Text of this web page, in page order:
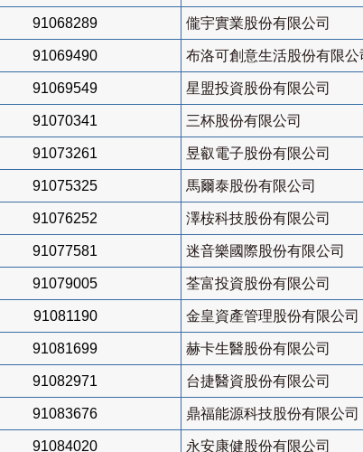
91068289 儱宇實業股份有限公司
91069490 布洛可創意生活股份有限公
91069549 星盟投資股份有限公司
91070341 三杯股份有限公司
91073261 昱叡電子股份有限公司
91075325 馬爾泰股份有限公司
91076252 澤桉科技股份有限公司
91077581 迷音樂國際股份有限公司
91079005 荃富投資股份有限公司
91081190 金皇資產管理股份有限公司
91081699 赫卡生醫股份有限公司
91082971 台捷醫資股份有限公司
91083676 鼎福能源科技股份有限公司
91084020 永安康健股份有限公司